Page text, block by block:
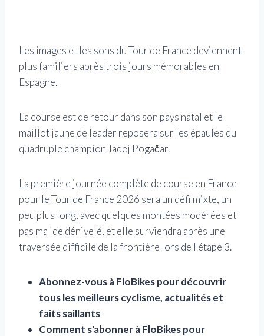
Les images et les sons du Tour de France deviennent
plus familiers après trois jours mémorables en
Espagne.
La course est de retour dans son pays natal et le
maillot jaune de leader reposera sur les épaules du
quadruple champion Tadej Pogačar.
La première journée complète de course en France
pour le Tour de France 2026 sera un défi mixte, un
peu plus long, avec quelques montées modérées et
pas mal de dénivelé, et elle surviendra après une
traversée difficile de la frontière lors de l'étape 3.
Abonnez-vous à FloBikes pour découvrir
tous les meilleurs cyclisme, actualités et
faits saillants
Comment s'abonner à FloBikes pour